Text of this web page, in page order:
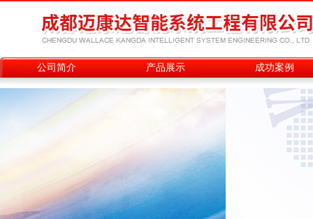
公司简介 产品展示 成功案例